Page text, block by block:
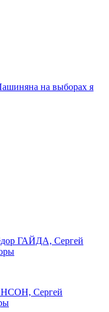
на выборах я
ГАЙДА, Сергей
Сергей